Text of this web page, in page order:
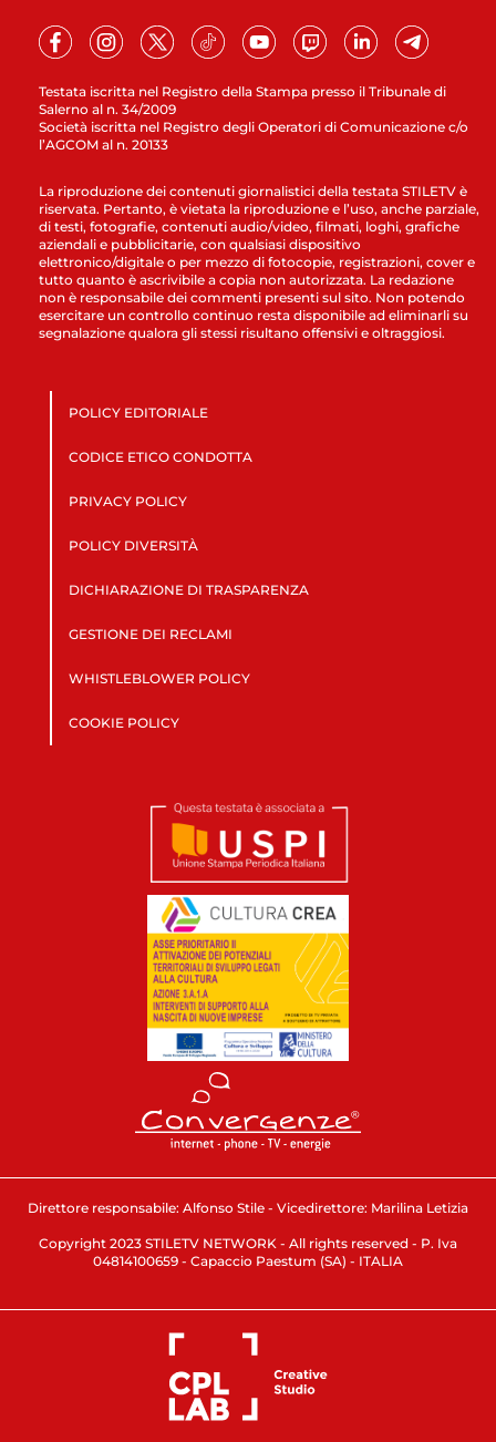
Testata iscritta nel Registro della Stampa presso il Tribunale di
Salerno al n. 34/2009
Società iscritta nel Registro degli Operatori di Comunicazione c/o
l’AGCOM al n. 20133
La riproduzione dei contenuti giornalistici della testata STILETV è
riservata. Pertanto, è vietata la riproduzione e l’uso, anche parziale,
di testi, fotografie, contenuti audio/video, filmati, loghi, grafiche
aziendali e pubblicitarie, con qualsiasi dispositivo
elettronico/digitale o per mezzo di fotocopie, registrazioni, cover e
tutto quanto è ascrivibile a copia non autorizzata. La redazione
non è responsabile dei commenti presenti sul sito. Non potendo
esercitare un controllo continuo resta disponibile ad eliminarli su
segnalazione qualora gli stessi risultano offensivi e oltraggiosi.
POLICY EDITORIALE
CODICE ETICO CONDOTTA
PRIVACY POLICY
POLICY DIVERSITÀ
DICHIARAZIONE DI TRASPARENZA
GESTIONE DEI RECLAMI
WHISTLEBLOWER POLICY
COOKIE POLICY
Direttore responsabile: Alfonso Stile - Vicedirettore: Marilina Letizia
Copyright 2023 STILETV NETWORK - All rights reserved - P. Iva
04814100659 - Capaccio Paestum (SA) - ITALIA